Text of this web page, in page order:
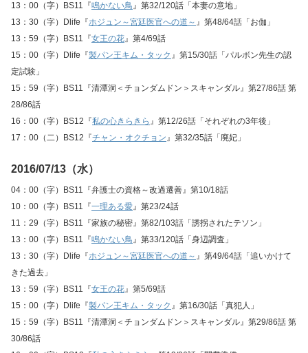
13：00（字）BS11『鳴かない鳥』第32/120話「本妻の意地」
13：30（字）Dlife『ホジュン～宮廷医官への道～ 』第48/64話「お伽」
13：59（字）BS11『女王の花』第4/69話
15：00（字）Dlife『製パン王キム・タック 』第15/30話「パルボン先生の認
定試験」
15：59（字）BS11『清潭洞＜チョンダムドン＞スキャンダル』第27/86話 第
28/86話
16：00（字）BS12『私の心きらきら 』第12/26話「それぞれの3年後」
17：00（二）BS12『チャン・オクチョン』第32/35話「廃妃」
2016/07/13（水）
04：00（字）BS11『弁護士の資格～改過遷善』第10/18話
10：00（字）BS11『一理ある愛』第23/24話
11：29（字）BS11『家族の秘密』第82/103話「誘拐されたテソン」
13：00（字）BS11『鳴かない鳥』第33/120話「身辺調査」
13：30（字）Dlife『ホジュン～宮廷医官への道～ 』第49/64話「追いかけて
きた過去」
13：59（字）BS11『女王の花』第5/69話
15：00（字）Dlife『製パン王キム・タック 』第16/30話「真犯人」
15：59（字）BS11『清潭洞＜チョンダムドン＞スキャンダル』第29/86話 第
30/86話